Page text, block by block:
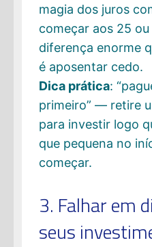
magia dos juros
começar aos 25
diferença enorme
é aposentar cedo.
Dica prática:
primeiro” — retire
para investir logo
que pequena no
começar.
3. Falhar em
seus